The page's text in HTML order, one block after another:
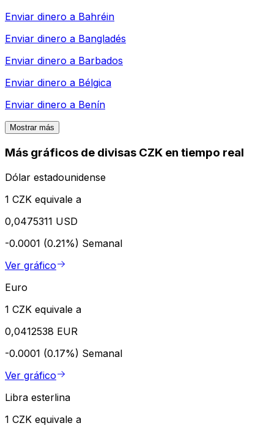
Enviar dinero a Bahréin
Enviar dinero a Bangladés
Enviar dinero a Barbados
Enviar dinero a Bélgica
Enviar dinero a Benín
Mostrar más
Más gráficos de divisas CZK en tiempo real
Dólar estadounidense
1 CZK equivale a
0,0475311 USD
-0.0001 (0.21%) Semanal
Ver gráfico
Euro
1 CZK equivale a
0,0412538 EUR
-0.0001 (0.17%) Semanal
Ver gráfico
Libra esterlina
1 CZK equivale a